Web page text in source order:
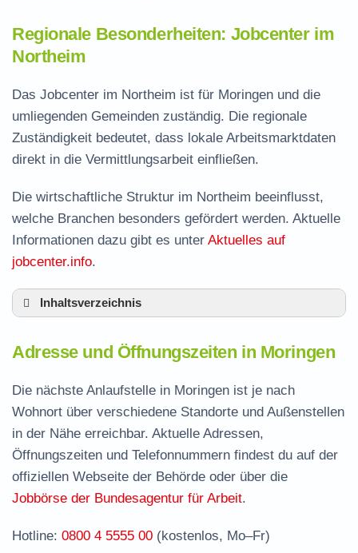
Regionale Besonderheiten: Jobcenter im
Northeim
Das Jobcenter im Northeim ist für Moringen und die
umliegenden Gemeinden zuständig. Die regionale
Zuständigkeit bedeutet, dass lokale Arbeitsmarktdaten
direkt in die Vermittlungsarbeit einfließen.
Die wirtschaftliche Struktur im Northeim beeinflusst,
welche Branchen besonders gefördert werden. Aktuelle
Informationen dazu gibt es unter Aktuelles auf
jobcenter.info.
Inhaltsverzeichnis
Leistungen der Arbeitsvermittlung in Moringen
Termin vereinbaren und Bürgergeld beantragen
Jobcenter Northeim – zuständige Stelle
Häufige Fragen rund ums Jobcenter
Adresse und Öffnungszeiten in Moringen
Die nächste Anlaufstelle in Moringen ist je nach
Wohnort über verschiedene Standorte und Außenstellen
in der Nähe erreichbar. Aktuelle Adressen,
Öffnungszeiten und Telefonnummern findest du auf der
offiziellen Webseite der Behörde oder über die
Jobbörse der Bundesagentur für Arbeit.
Hotline: 0800 4 5555 00 (kostenlos, Mo–Fr)